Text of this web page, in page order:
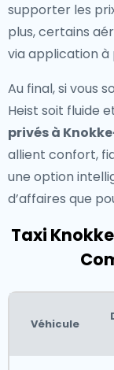
supporter les
plus, certains
via application à
Au final, si vous
Heist soit fluide
privés à
allient confort,
une option
d’affaires que
Taxi
Véhicule